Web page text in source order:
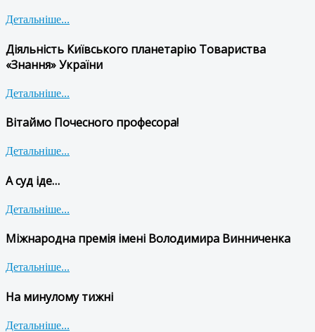
Детальніше...
Діяльність Київського планетарію Товариства
«Знання» України
Детальніше...
Вітаймо Почесного професора!
Детальніше...
А суд іде…
Детальніше...
Міжнародна премія імені Володимира Винниченка
Детальніше...
На минулому тижні
Детальніше...